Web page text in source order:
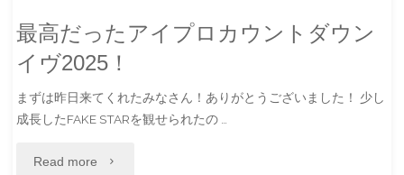
最高だったアイプロカウントダウン
イヴ2025！
まずは昨日来てくれたみなさん！ありがとうございました！ 少し
成長したFAKE STARを観せられたの …
Read more "最